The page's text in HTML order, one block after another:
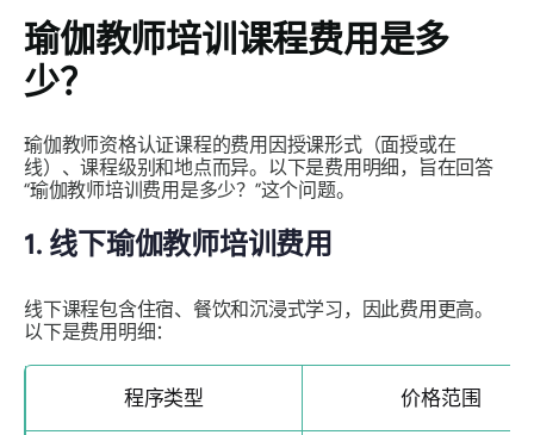
瑜伽教师培训课程费用是多
少？
瑜伽教师资格认证课程的费用因授课形式（面授或在
线）、课程级别和地点而异。以下是费用明细，旨在回答
“瑜伽教师培训费用是多少？”这个问题。
1. 线下瑜伽教师培训费用
线下课程包含住宿、餐饮和沉浸式学习，因此费用更高。
以下是费用明细：
程序类型 价格范围